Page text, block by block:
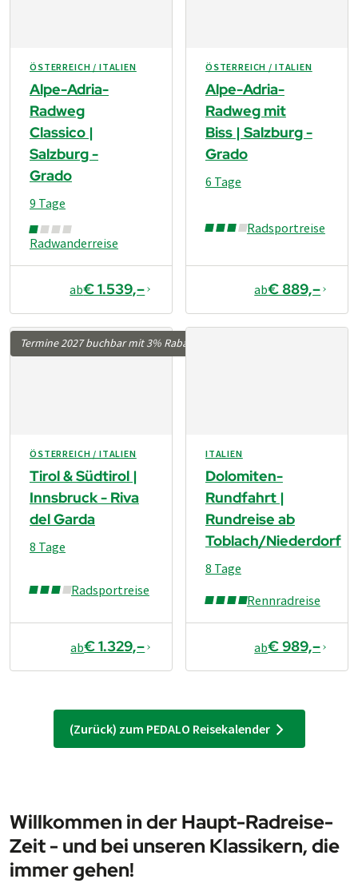
ÖSTERREICH / ITALIEN
Alpe-Adria-
Radweg
Classico |
Salzburg -
Grado
Radwanderreise
9 Tage
ab€ 1.539,–
ÖSTERREICH / ITALIEN
Alpe-Adria-
Radweg mit
Biss | Salzburg -
Grado
Radsportreise
6 Tage
ab€ 889,–
Termine 2027 buchbar mit 3% Rabatt
ÖSTERREICH / ITALIEN
Tirol & Südtirol |
Innsbruck - Riva
del Garda
Radsportreise
8 Tage
ab€ 1.329,–
ITALIEN
Dolomiten-
Rundfahrt |
Rundreise ab
Toblach/Niederdorf
Rennradreise
8 Tage
ab€ 989,–
(Zurück) zum PEDALO Reisekalender
Willkommen in der Haupt-Rad­reise-
Zeit - und bei unse­ren Klas­sik­ern, die
im­mer gehen!